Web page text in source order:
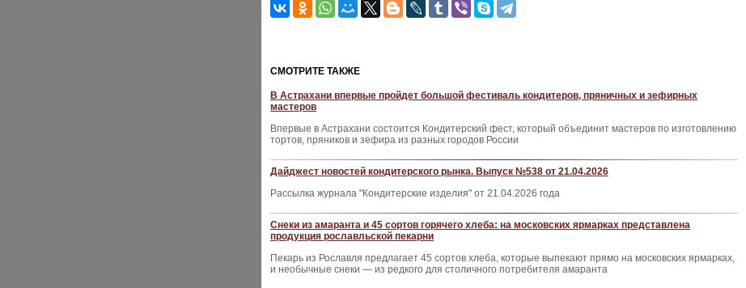
CМОТРИТЕ ТАКЖЕ
В Астрахани впервые пройдет большой фестиваль кондитеров, пряничных и зефирных
мастеров
Впервые в Астрахани состоится Кондитерский фест, который объединит мастеров по изготовлению
тортов, пряников и зефира из разных городов России
Дайджест новостей кондитерского рынка. Выпуск №538 от 21.04.2026
Рассылка журнала "Кондитерские изделия" от 21.04.2026 года
Снеки из амаранта и 45 сортов горячего хлеба: на московских ярмарках представлена
продукция рославльской пекарни
Пекарь из Рославля предлагает 45 сортов хлеба, которые выпекают прямо на московских ярмарках,
и необычные снеки — из редкого для столичного потребителя амаранта